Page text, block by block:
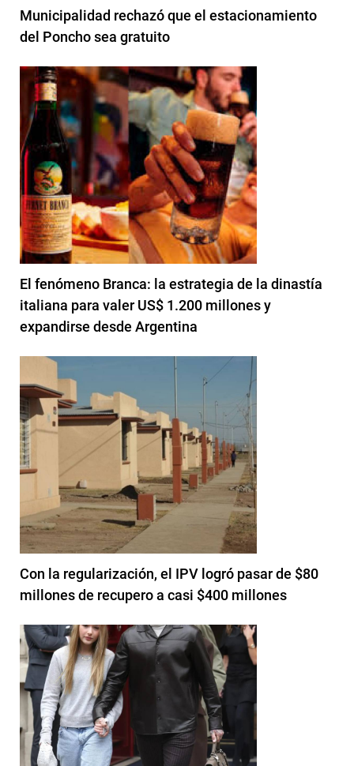
Municipalidad rechazó que el estacionamiento
del Poncho sea gratuito
El fenómeno Branca: la estrategia de la dinastía
italiana para valer US$ 1.200 millones y
expandirse desde Argentina
Con la regularización, el IPV logró pasar de $80
millones de recupero a casi $400 millones